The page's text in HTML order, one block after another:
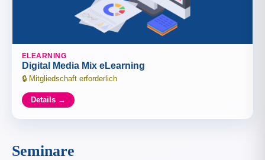
ELEARNING
Digital Media Mix eLearning
Mitgliedschaft erforderlich
Details →
Seminare